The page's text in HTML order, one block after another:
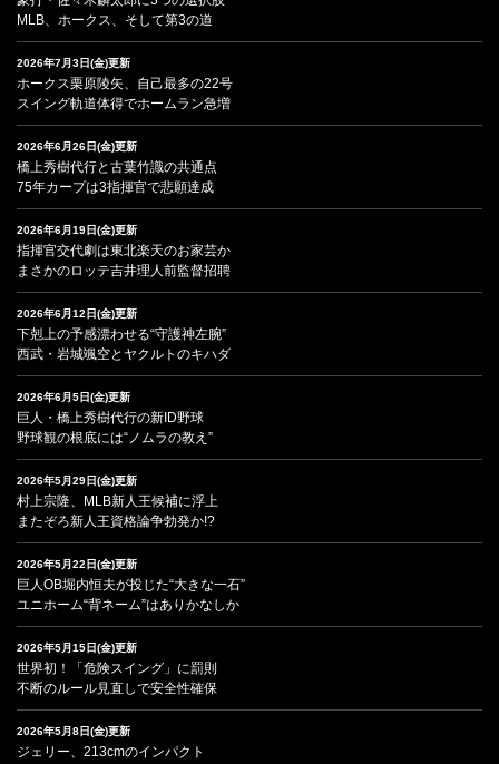
MLB、ホークス、そして第3の道
2026年7月3日(金)更新
ホークス栗原陵矢、自己最多の22号
スイング軌道体得でホームラン急増
2026年6月26日(金)更新
橋上秀樹代行と古葉竹識の共通点
75年カープは3指揮官で悲願達成
2026年6月19日(金)更新
指揮官交代劇は東北楽天のお家芸か
まさかのロッテ吉井理人前監督招聘
2026年6月12日(金)更新
下剋上の予感漂わせる“守護神左腕”
西武・岩城颯空とヤクルトのキハダ
2026年6月5日(金)更新
巨人・橋上秀樹代行の新ID野球
野球観の根底には“ノムラの教え”
2026年5月29日(金)更新
村上宗隆、MLB新人王候補に浮上
またぞろ新人王資格論争勃発か!?
2026年5月22日(金)更新
巨人OB堀内恒夫が投じた“大きな一石”
ユニホーム“背ネーム”はありかなしか
2026年5月15日(金)更新
世界初！「危険スイング」に罰則
不断のルール見直しで安全性確保
2026年5月8日(金)更新
ジェリー、213cmのインパクト